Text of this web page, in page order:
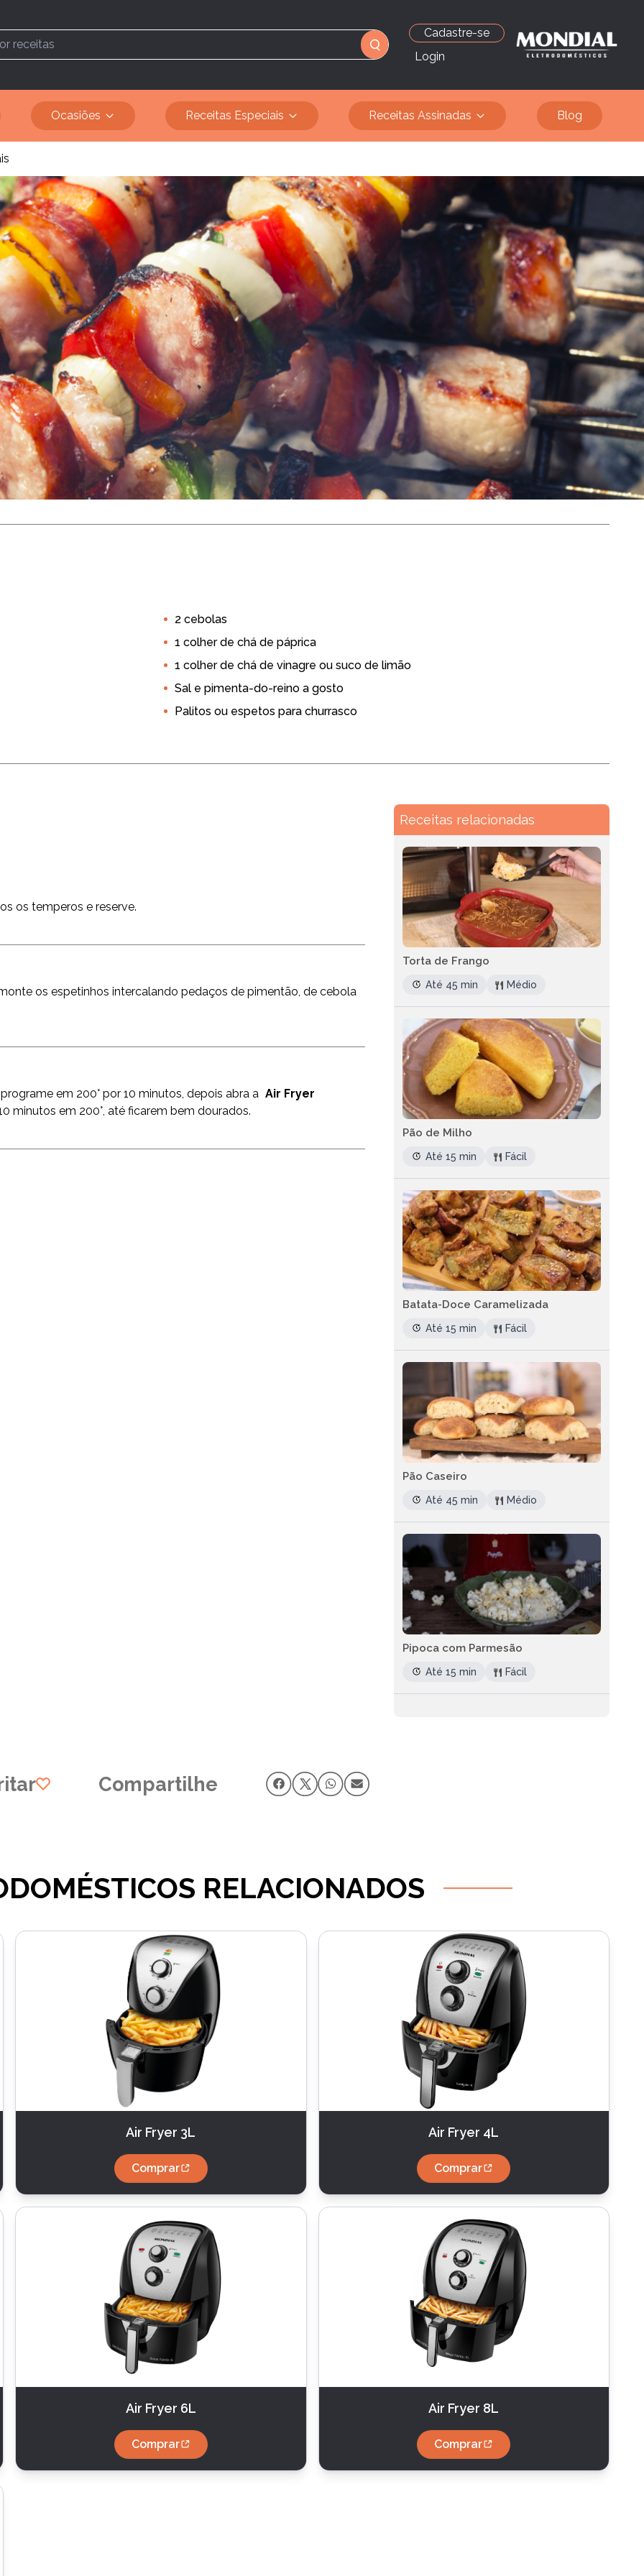
Cadastre-se
Login
Ocasiões Receitas Especiais Receitas Assinadas Blog
com Vegetais
Air Fryer 8L Air Fryer Dupla
Receitas Prática Petisco Carnes
2 cebolas
1 colher de chá de páprica
1 colher de chá de vinagre ou suco de limão
Sal e pimenta-do-reino a gosto
Palitos ou espetos para churrasco
os temperos e reserve.
os espetinhos intercalando pedaços de pimentão, de cebola
em 200° por 10 minutos, depois abra a Air Fryer
minutos em 200°, até ficarem bem dourados.
Receitas relacionadas
Torta de Frango
Até 45 min Médio
Pão de Milho
Até 15 min Fácil
Batata-Doce Caramelizada
Até 15 min Fácil
Pão Caseiro
Até 45 min Médio
Pipoca com Parmesão
Até 15 min Fácil
Compartilhe
RELACIONADOS
Air Fryer 3L
Comprar
Air Fryer 4L
Comprar
Air Fryer 6L
Comprar
Air Fryer 8L
Comprar